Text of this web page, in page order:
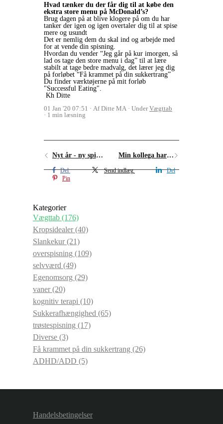
Hvad tænker du der får dig til at købe den
ekstra store menu på McDonald’s?
Brug dagen på at blive klogere på om du har
tanker der igen og igen overtaler dig til at spise
mere og usundt
Det er nemlig dem du skal ind og arbejde med
for at vende din spisning.
Hvordan du vender “Jeg går på kur imorgen, så
lad os tage den store menu i dag” til at lære
stabilt at tage bedre madvalg, det lærer jeg dig
på forløbet “Få krammet på din sukkertrang”
Du finder værktøjerne på mit forløb
"Successful Eating".
Kh Ditte
01 Jan '20 07:51
Af Ditte MA UnderVægttab
1 min læsning
Nyt år - ny spisning? Min kollega har altid slik fremme
Del Send indlæg
Del
Pin
Kategorier
Vægttab (176)
Kropsidealer(40)
Slankekur(21)
overspisning (109)
selvværd (49)
Egenomsorg (29)
vaner(20)
kognitiv terapi (10)
Sukkerafhængighed (65)
trøstespisning (17)
Diverse (3)
Få krammet på din sukkertrang (26)
ADHD/ADD (5)
Handelsbetingelser